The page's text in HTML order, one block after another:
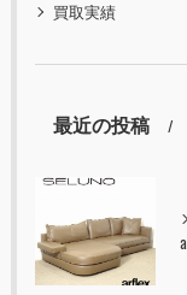
買取実績
最近の投稿